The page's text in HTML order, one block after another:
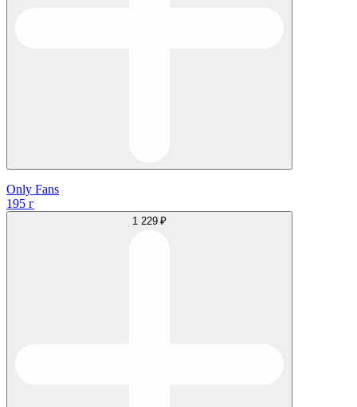
Only Fans
195 г
1 229 ₽